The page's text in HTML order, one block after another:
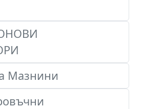
Мазнини